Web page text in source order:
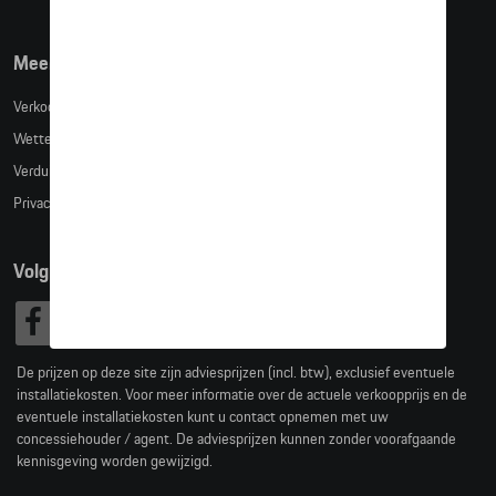
Meer info
Verkoopsvoorwaarden
Wettelijke bepalingen
Verduidelijking kledingmaten
Privacybeleid
Volg Ons
De prijzen op deze site zijn adviesprijzen (incl. btw), exclusief eventuele
installatiekosten. Voor meer informatie over de actuele verkoopprijs en de
eventuele installatiekosten kunt u contact opnemen met uw
concessiehouder / agent. De adviesprijzen kunnen zonder voorafgaande
kennisgeving worden gewijzigd.